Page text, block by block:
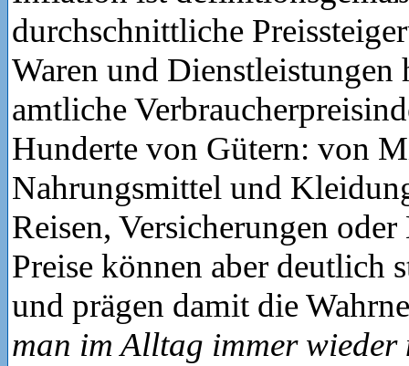
durchschnittliche
Waren und Dienstleistungen
amtliche
Hunderte von Gütern: von
Nahrungsmittel und
Reisen, Versicherungen
Preise können aber deutlich
und prägen damit die
man im Alltag immer wieder